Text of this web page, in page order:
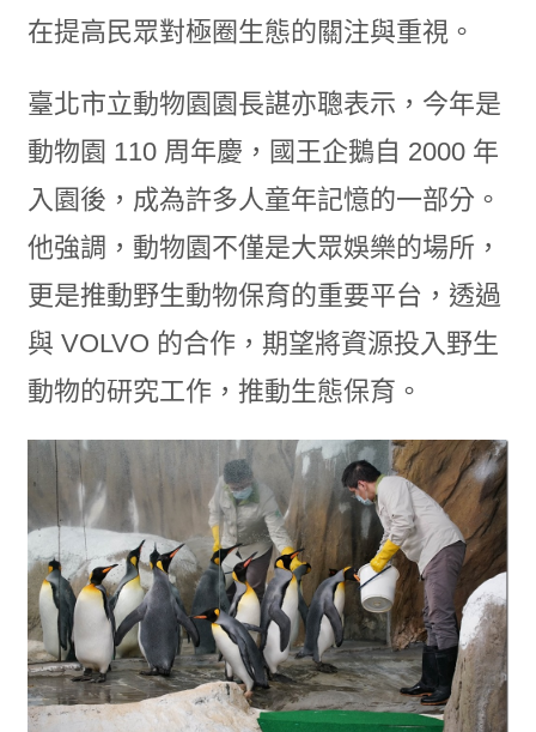
在提高民眾對極圈生態的關注與重視。
臺北市立動物園園長諶亦聰表示，今年是
動物園 110 周年慶，國王企鵝自 2000 年
入園後，成為許多人童年記憶的一部分。
他強調，動物園不僅是大眾娛樂的場所，
更是推動野生動物保育的重要平台，透過
與 VOLVO 的合作，期望將資源投入野生
動物的研究工作，推動生態保育。